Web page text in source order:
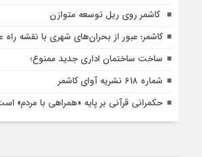
کاشمر روی ریل توسعه متوازن
کاشمر؛ عبور از بحران‌های شهری با نقشه راه
ساخت ساختمان اداری جدید ممنوع؛
شماره 618 نشریه آوای کاشمر
حکمرانی قرآنی بر پایه «همراهی با مردم»